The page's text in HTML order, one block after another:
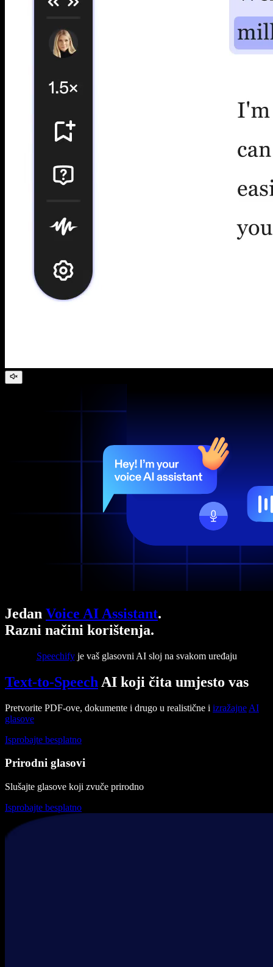
Jedan Voice AI Assistant.
Razni načini korištenja.
Speechifyje vaš glasovni AI sloj na svakom uređaju
Text-to-Speech AI koji čita umjesto vas
Pretvorite PDF-ove, dokumente i drugo u realistične i izražajne AI
glasove
Isprobajte besplatno
Prirodni glasovi
Slušajte glasove koji zvuče prirodno
Isprobajte besplatno